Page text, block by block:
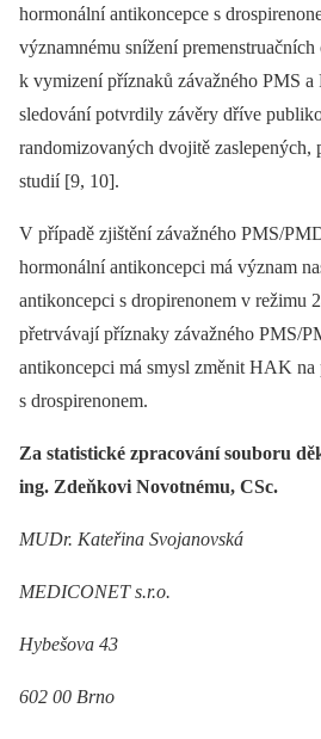
hormonální antikoncepce s
významnému snížení
k vymizení příznaků závažného PMS
sledování potvrdily závěry dříve
randomizovaných dvojitě zaslepených,
studií [9, 10].
V případě zjištění závažného PMS/
hormonální antikoncepci má význam
antikoncepci s dropirenonem v režimu
přetrvávají příznaky závažného PMS/
antikoncepci má smysl změnit HAK na
s drospirenonem.
Za statistické zpracování souboru
ing. Zdeňkovi Novotnému, CSc.
MUDr. Kateřina Svojanovská
MEDICONET s.r.o.
Hybešova 43
602 00 Brno